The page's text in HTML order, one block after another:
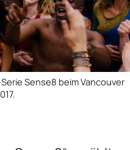
Sense8 beim Vancouver